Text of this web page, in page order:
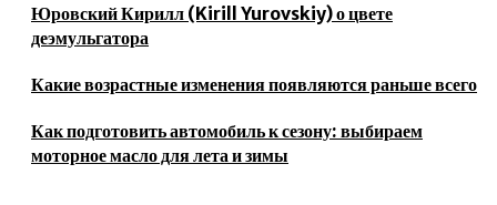
Юровский Кирилл (Kirill Yurovskiy) о цвете
деэмульгатора
Какие возрастные изменения появляются раньше всего
Как подготовить автомобиль к сезону: выбираем
моторное масло для лета и зимы